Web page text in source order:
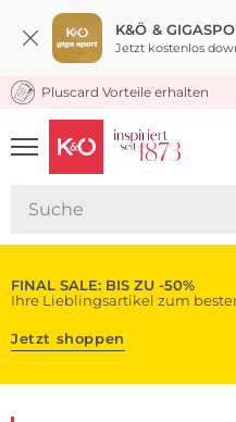
K&Ö &
Jetzt kostenlos
KOSTENLOSER
Pluscard Vorteile erhalten
UNSERE APP
CLICK &
FINAL SALE: BIS ZU -50%
Ihre Lieblingsartikel zum
Jetzt shoppen